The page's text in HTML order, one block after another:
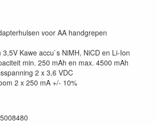
voor AA handgrepen
3,5V Kawe accu`s NiMH, NiCD en Li-Ion
min. 250 mAh en max. 4500 mAh
2 x 3,6 VDC
2 x 250 mA +/- 10%